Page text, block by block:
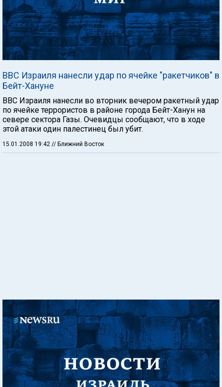
ВВС Израиля нанесли удар по ячейке "ракетчиков" в
Бейт-Хануне
ВВС Израиля нанесли во вторник вечером ракетный удар
по ячейке террористов в районе города Бейт-Ханун на
севере сектора Газы. Очевидцы сообщают, что в ходе
этой атаки один палестинец был убит.
15.01.2008 19:42 // Ближний Восток